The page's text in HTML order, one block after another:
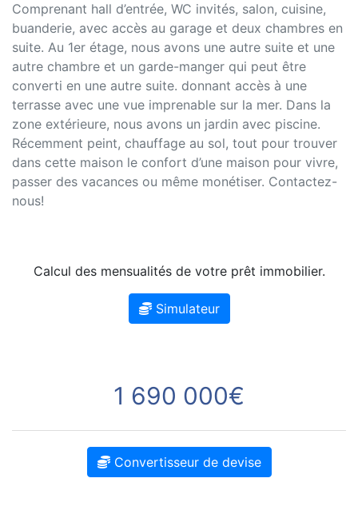
Comprenant hall d’entrée, WC invités, salon, cuisine,
buanderie, avec accès au garage et deux chambres en
suite. Au 1er étage, nous avons une autre suite et une
autre chambre et un garde-manger qui peut être
converti en une autre suite. donnant accès à une
terrasse avec une vue imprenable sur la mer. Dans la
zone extérieure, nous avons un jardin avec piscine.
Récemment peint, chauffage au sol, tout pour trouver
dans cette maison le confort d’une maison pour vivre,
passer des vacances ou même monétiser. Contactez-
nous!
Calcul des mensualités de votre prêt immobilier.
Simulateur
1 690 000€
Convertisseur de devise